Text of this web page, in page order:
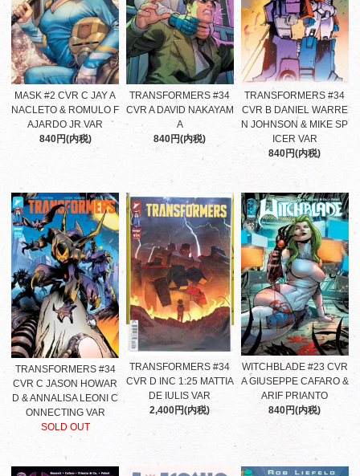
MASK #2 CVR C JAY A
NACLETO & ROMULO F
AJARDO JR VAR
840円(内税)
TRANSFORMERS #34
CVR A DAVID NAKAYAM
A
840円(内税)
TRANSFORMERS #34
CVR B DANIEL WARRE
N JOHNSON & MIKE SP
ICER VAR
840円(内税)
TRANSFORMERS #34
CVR C JASON HOWAR
D & ANNALISA LEONI C
ONNECTING VAR
SOLD OUT
TRANSFORMERS #34
CVR D INC 1:25 MATTIA
DE IULIS VAR
2,400円(内税)
WITCHBLADE #23 CVR
A GIUSEPPE CAFARO &
ARIF PRIANTO
840円(内税)